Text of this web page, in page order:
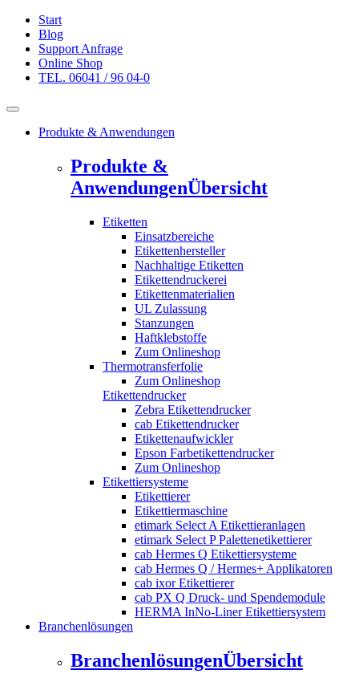
Start
Blog
Support Anfrage
Online Shop
TEL. 06041 / 96 04-0
Produkte & Anwendungen
Produkte &
AnwendungenÜbersicht
Etiketten
Einsatzbereiche
Etikettenhersteller
Nachhaltige Etiketten
Etikettendruckerei
Etikettenmaterialien
UL Zulassung
Stanzungen
Haftklebstoffe
Zum Onlineshop
Thermotransferfolie
Zum Onlineshop
Etikettendrucker
Zebra Etikettendrucker
cab Etikettendrucker
Etikettenaufwickler
Epson Farbetikettendrucker
Zum Onlineshop
Etikettiersysteme
Etikettierer
Etikettiermaschine
etimark Select A Etikettieranlagen
etimark Select P Palettenetikettierer
cab Hermes Q Etikettiersysteme
cab Hermes Q / Hermes+ Applikatoren
cab ixor Etikettierer
cab PX Q Druck- und Spendemodule
HERMA InNo-Liner Etikettiersystem
Branchenlösungen
BranchenlösungenÜbersicht